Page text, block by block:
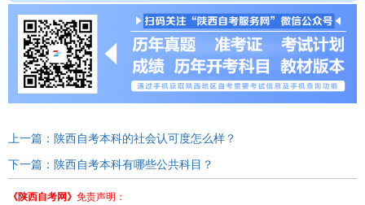
上一篇：陕西自考本科的社会认可度怎么样？
下一篇：陕西自考本科有哪些公共科目？
《陕西自考网》 免责声明：